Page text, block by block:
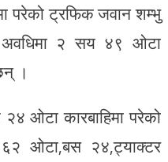
परेको ट्रफिक जवान शम्भु
२ सय ४९ ओटा
।
ओटा कारबाहिमा परेको
ओटा,बस २४,ट्याक्टर